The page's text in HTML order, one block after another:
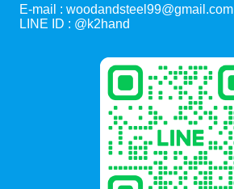
E-mail : woodandsteel99@gmail.com
LINE ID : @k2hand